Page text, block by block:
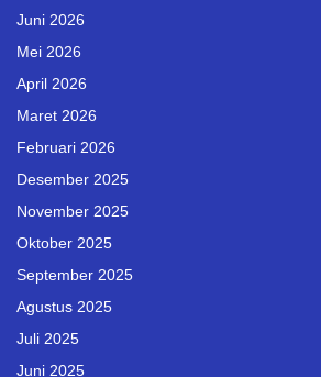
Juni 2026
Mei 2026
April 2026
Maret 2026
Februari 2026
Desember 2025
November 2025
Oktober 2025
September 2025
Agustus 2025
Juli 2025
Juni 2025